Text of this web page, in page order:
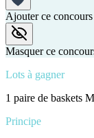
Ajouter ce
Masquer ce
Lots à gagner
1 paire de baskets
Principe